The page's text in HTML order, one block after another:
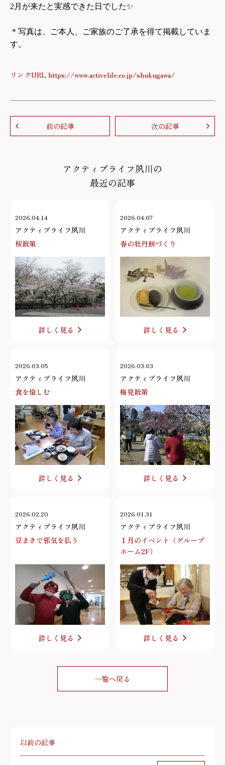
2月が来たと実感できた日でした✨
＊写真は、ご本人、ご家族のご了承を得て掲載していま
す。
リンクURL https://www.activelife.co.jp/shukugawa/
前の記事 次の記事
アクティブライフ夙川の
最近の記事
2026.04.14
アクティブライフ夙川
桜散策
詳しく見る
2026.04.07
アクティブライフ夙川
春の牡丹餅づくり
詳しく見る
2026.03.05
アクティブライフ夙川
食を愉しむ
詳しく見る
2026.03.03
アクティブライフ夙川
梅見散策
詳しく見る
2026.02.20
アクティブライフ夙川
豆まきで邪気を払う
詳しく見る
2026.01.31
アクティブライフ夙川
１月のイベント（グループ
ホーム2F）
詳しく見る
一覧へ戻る
以前の記事